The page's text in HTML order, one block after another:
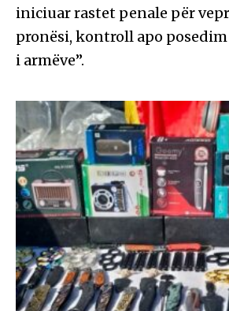
iniciuar rastet penale për
pronësi, kontroll apo
i armëve”.